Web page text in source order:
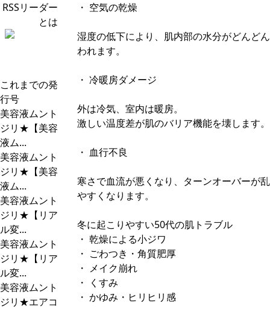
RSSリーダー
とは
これまでの発
行号
美容液ムント
ジリ★【美容
液ム...
美容液ムント
ジリ★【美容
液ム...
美容液ムント
ジリ★【リア
ル変...
美容液ムント
ジリ★【リア
ル変...
美容液ムント
ジリ★エアコ
・ 空気の乾燥
湿度の低下により、肌内部の水分がどんど
われます。
・ 冷暖房ダメージ
外は冷気、室内は暖房。
激しい温度差が肌のバリア機能を壊します。
・ 血行不良
寒さで血流が悪くなり、ターンオーバーが
やすくなります。
冬に起こりやすい50代の肌トラブル
・ 乾燥による小ジワ
・ ごわつき・角質肥厚
・ メイク崩れ
・ くすみ
・ かゆみ・ヒリヒリ感